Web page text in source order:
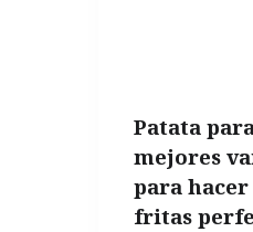
DE
Patata
mejores
para
fritas